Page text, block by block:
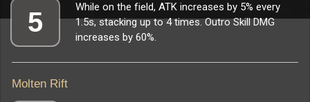
5
While on the field, ATK increases by 5% every
1.5s, stacking up to 4 times. Outro Skill DMG
increases by 60%.
Molten Rift